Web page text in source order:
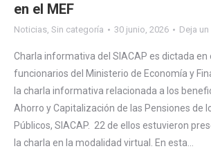
en el MEF
Noticias, Sin categoría 30 junio, 2026 Deja
Charla informativa del SIACAP es dictada en
funcionarios del Ministerio de Economía y
la charla informativa relacionada a los
Ahorro y Capitalización de las Pensiones de
Públicos, SIACAP. 22 de ellos estuvieron
la charla en la modalidad virtual. En esta…